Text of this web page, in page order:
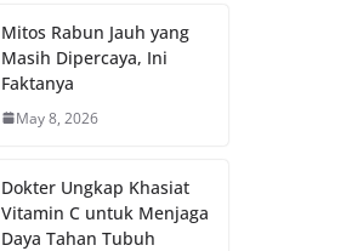
Mitos Rabun Jauh yang
Masih Dipercaya, Ini
Faktanya
May 8, 2026
Dokter Ungkap Khasiat
Vitamin C untuk Menjaga
Daya Tahan Tubuh